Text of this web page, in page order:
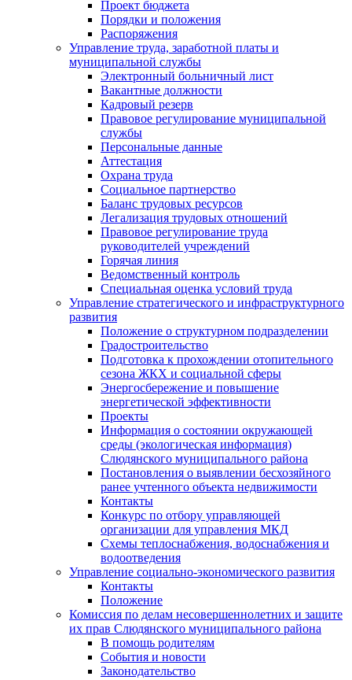
Проект бюджета
Порядки и положения
Распоряжения
Управление труда, заработной платы и
муниципальной службы
Электронный больничный лист
Вакантные должности
Кадровый резерв
Правовое регулирование муниципальной
службы
Персональные данные
Аттестация
Охрана труда
Социальное партнерство
Баланс трудовых ресурсов
Легализация трудовых отношений
Правовое регулирование труда
руководителей учреждений
Горячая линия
Ведомственный контроль
Специальная оценка условий труда
Управление стратегического и инфраструктурного
развития
Положение о структурном подразделении
Градостроительство
Подготовка к прохождении отопительного
сезона ЖКХ и социальной сферы
Энергосбережение и повышение
энергетической эффективности
Проекты
Информация о состоянии окружающей
среды (экологическая информация)
Слюдянского муниципального района
Постановления о выявлении бесхозяйного
ранее учтенного объекта недвижимости
Контакты
Конкурс по отбору управляющей
организации для управления МКД
Схемы теплоснабжения, водоснабжения и
водоотведения
Управление социально-экономического развития
Контакты
Положение
Комиссия по делам несовершеннолетних и защите
их прав Слюдянского муниципального района
В помощь родителям
События и новости
Законодательство